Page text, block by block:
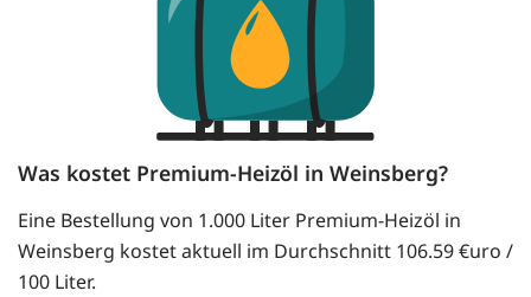
Was kostet Premium-Heizöl in Weinsberg?
Eine Bestellung von 1.000 Liter Premium-Heizöl in
Weinsberg kostet aktuell im Durchschnitt 106.59 €uro /
100 Liter.